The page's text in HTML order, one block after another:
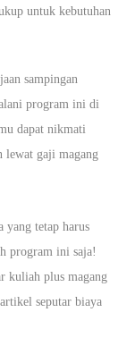
untuk kebutuhan
sampingan
program ini di
dapat nikmati
lewat gaji magang
yang tetap harus
program ini saja!
kuliah plus magang
seputar biaya